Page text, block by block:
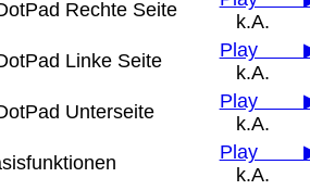
Rechte Seite
k.A.
Linke Seite
Play
k.A.
Unterseite
Play
k.A.
Play
k.A.